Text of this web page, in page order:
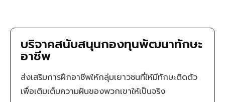
บริจาคสนับสนุนกองทุนพัฒนาทักษะ
อาชีพ
ส่งเสริมการฝึกอาชีพให้กลุ่มเยาวชนที่ให้มีทักษะติดตัว
เพื่อเติมเต็มความฝันของพวกเขาให้เป็นจริง